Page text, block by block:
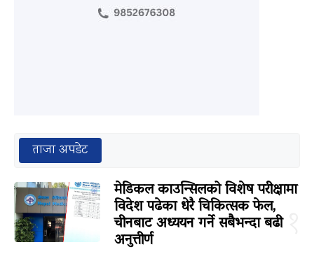
ताजा अपडेट
मेडिकल काउन्सिलको विशेष परीक्षामा
विदेश पढेका धेरै चिकित्सक फेल,
चीनबाट अध्ययन गर्ने सबैभन्दा बढी
अनुत्तीर्ण